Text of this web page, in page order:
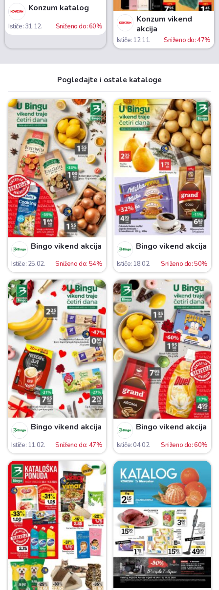
Konzum katalog
Ističe: 31.12. Sniženo do: 60%
Konzum vikend
akcija
Ističe: 12.11. Sniženo do: 47%
Pogledajte i ostale kataloge
Bingo vikend akcija
Ističe: 25.02. Sniženo do: 54%
Bingo vikend akcija
Ističe: 18.02. Sniženo do: 50%
Bingo vikend akcija
Ističe: 11.02. Sniženo do: 47%
Bingo vikend akcija
Ističe: 04.02. Sniženo do: 60%